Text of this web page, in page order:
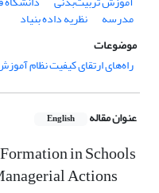
مدرسه
نظریه داده بنیاد
موضوعات
راه‌های ارتقای کیفیت نظام
عنوان مقاله English
in Schools
Actions